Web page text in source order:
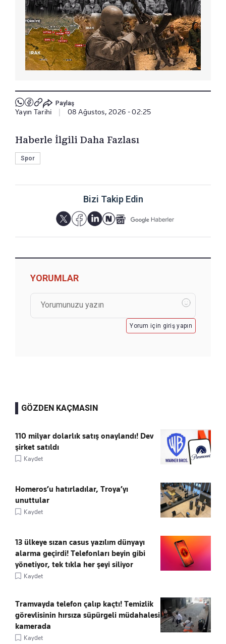
Paylaş
Yayın Tarihi 08 Ağustos, 2026 - 02:25
Haberle İlgili Daha Fazlası
Spor
Bizi Takip Edin
YORUMLAR
Yorum için giriş yapın
GÖZDEN KAÇMASIN
110 milyar dolarlık satış onaylandı! Dev
şirket satıldı
Kaydet
Homeros’u hatırladılar, Troya’yı
unuttular
Kaydet
13 ülkeye sızan casus yazılım dünyayı
alarma geçirdi! Telefonları beyin gibi
yönetiyor, tek tıkla her şeyi siliyor
Kaydet
Tramvayda telefon çalıp kaçtı! Temizlik
görevlisinin hırsıza süpürgeli müdahalesi
kamerada
Kaydet